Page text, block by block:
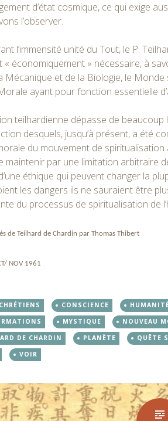
d’état cosmique, ce qui exige
l’observer.
l’immensité unité du Tout, le P.
« économiquement » nécessaire, à
Mécanique et de la Biologie, le
ayant pour fonction essentielle
teilhardienne dépasse de beaucoup
desquels, jusqu’à présent, a été
du mouvement de spiritualisation
maintenir par une limitation arbitraire
éthique qui peuvent changer la
les dangers ils ne sauraient être
du processus de spiritualisation de
de Teilhard de Chardin par Thomas Thibert
NOV 1961
CHRÉTIENS CONSCIENCE
MYSTIQUE NOUVEAU
DE CHARDIN
PLANÈTE QUÊTE
VOIR